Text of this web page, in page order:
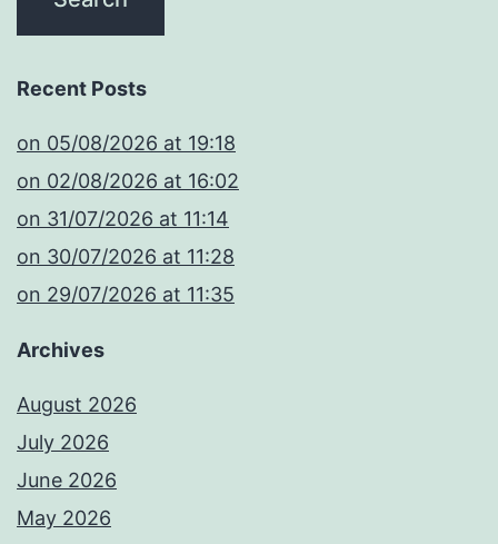
Recent Posts
​on 05/08/2026 at 19:18
​on 02/08/2026 at 16:02
​on 31/07/2026 at 11:14
​on 30/07/2026 at 11:28
​on 29/07/2026 at 11:35
Archives
August 2026
July 2026
June 2026
May 2026